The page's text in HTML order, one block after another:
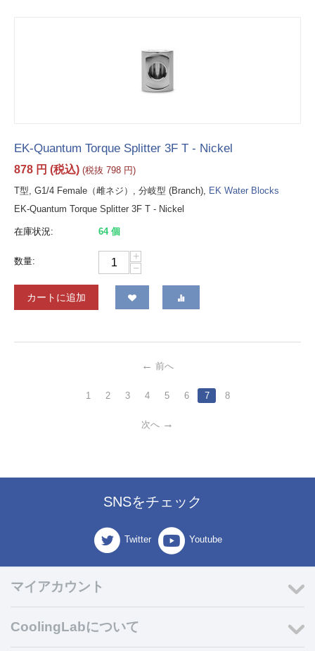
EK-Quantum Torque Splitter 3F T - Nickel
878 円 (税込) (税抜 798 円)
T型, G1/4 Female（雌ネジ）, 分岐型 (Branch), EK Water Blocks
EK-Quantum Torque Splitter 3F T - Nickel
在庫状況: 64 個
数量:
+
−
カートに追加
前へ
1 2 3 4 5 6 7 8
次へ
SNSをチェック
Twitter Youtube
マイアカウント
CoolingLabについて